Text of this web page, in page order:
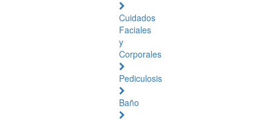
Cuidados
Faciales
y
Corporales
Pediculosis
Baño